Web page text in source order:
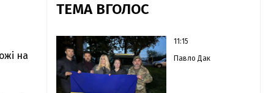
на
ТЕМА ВГОЛОС
11:15
Павло Дак